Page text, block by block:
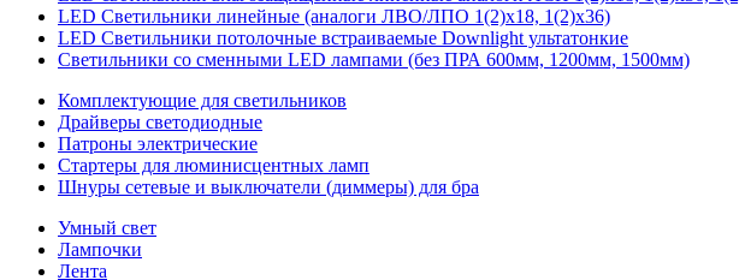
LED Светильники линейные (аналоги ЛВО/ЛПО 1(2)х18, 1(2)х36)
LED Светильники потолочные встраиваемые Downlight ультатонкие
Светильники со сменными LED лампами (без ПРА 600мм, 1200мм, 1500мм)
Комплектующие для светильников
Драйверы светодиодные
Патроны электрические
Стартеры для люминисцентных ламп
Шнуры сетевые и выключатели (диммеры) для бра
Умный свет
Лампочки
Лента